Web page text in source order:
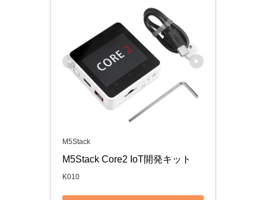
M5Stack
M5Stack Core2 IoT開発キット
K010